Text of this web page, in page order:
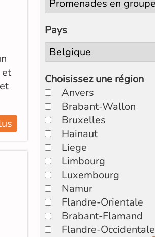
et
Pays
Choisissez une région
Anvers
Brabant-Wallon
Bruxelles
Hainaut
Liege
Limbourg
Luxembourg
Namur
Flandre-Orientale
Brabant-Flamand
Flandre-Occidentale